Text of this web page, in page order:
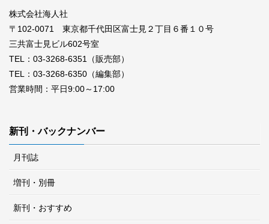
株式会社海人社
〒102-0071 東京都千代田区富士見２丁目６番１０号
三共富士見ビル602号室
TEL：03-3268-6351（販売部）
TEL：03-3268-6350（編集部）
営業時間：平日9:00～17:00
新刊・バックナンバー
月刊誌
増刊・別冊
新刊・おすすめ